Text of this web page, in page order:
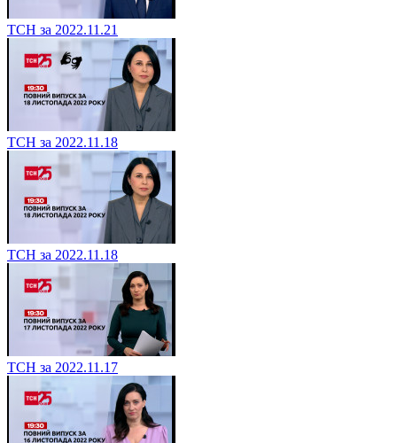
ТСН за 2022.11.21
ТСН за 2022.11.18
ТСН за 2022.11.18
ТСН за 2022.11.17